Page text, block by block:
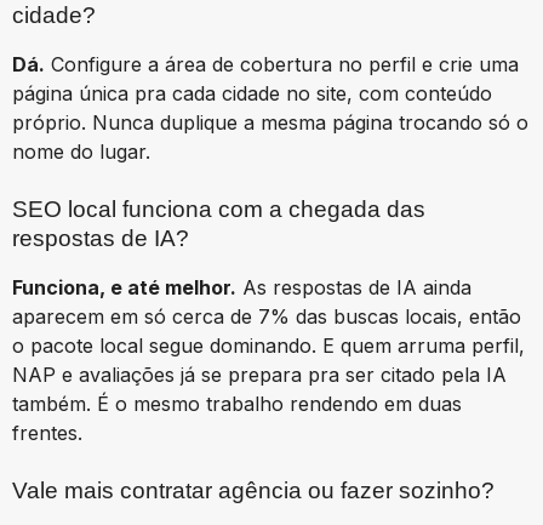
cidade?
Dá. Configure a área de cobertura no perfil e crie uma
página única pra cada cidade no site, com conteúdo
próprio. Nunca duplique a mesma página trocando só o
nome do lugar.
SEO local funciona com a chegada das
respostas de IA?
Funciona, e até melhor. As respostas de IA ainda
aparecem em só cerca de 7% das buscas locais, então
o pacote local segue dominando. E quem arruma perfil,
NAP e avaliações já se prepara pra ser citado pela IA
também. É o mesmo trabalho rendendo em duas
frentes.
Vale mais contratar agência ou fazer sozinho?